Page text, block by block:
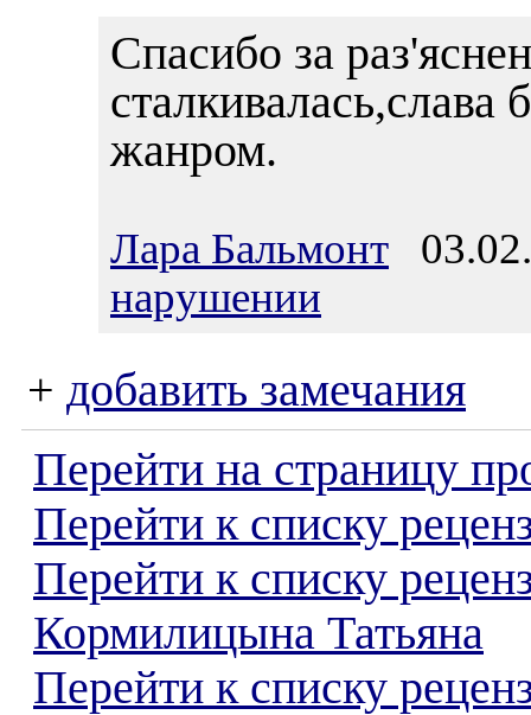
Спасибо за
сталкивалась,слава
жанром.
Лара Бальмонт
нарушении
+ добавить замечания
Перейти на страницу
Перейти к списку
Перейти к списку
Кормилицына Татьяна
Перейти к списку